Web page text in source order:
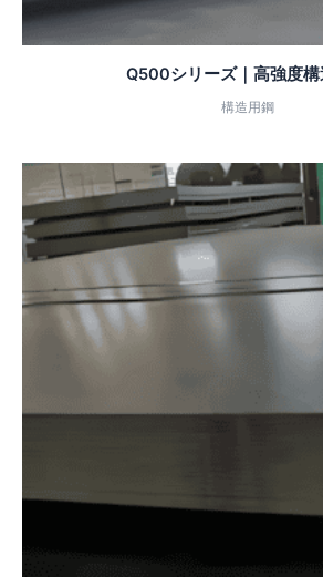
Q500シリーズ｜高強度
構造用鋼